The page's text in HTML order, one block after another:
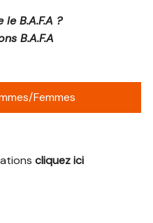
le B.A.F.A ?
B.A.F.A
Femmes
cliquez ici